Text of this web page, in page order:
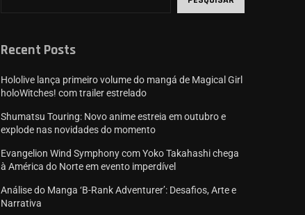
Recent Posts
Hololive lança primeiro volume do mangá de Magical Girl
holoWitches! com trailer estrelado
Shumatsu Touring: Novo anime estreia em outubro e
explode nas novidades do momento
Evangelion Wind Symphony com Yoko Takahashi chega
à América do Norte em evento imperdível
Análise do Manga ‘B-Rank Adventurer’: Desafios, Arte e
Narrativa